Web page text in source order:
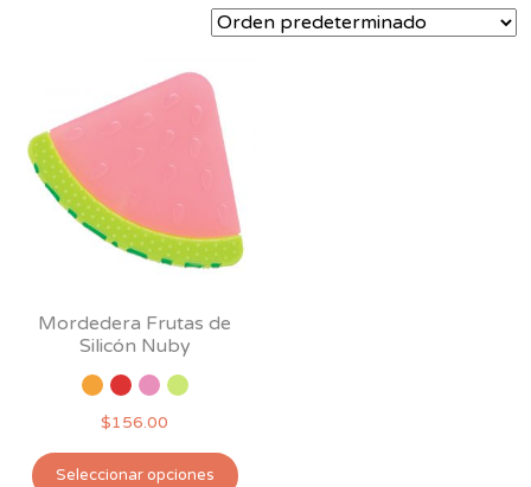
Mordedera Frutas de
Silicón Nuby
$156.00
Seleccionar opciones